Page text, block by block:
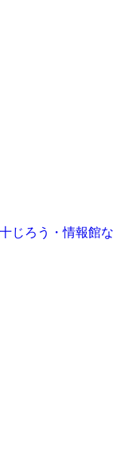
じろう・情報館な